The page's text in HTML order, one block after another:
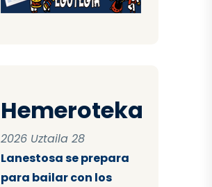
Hemeroteka
2026 Uztaila 28
Lanestosa se prepara
para bailar con los